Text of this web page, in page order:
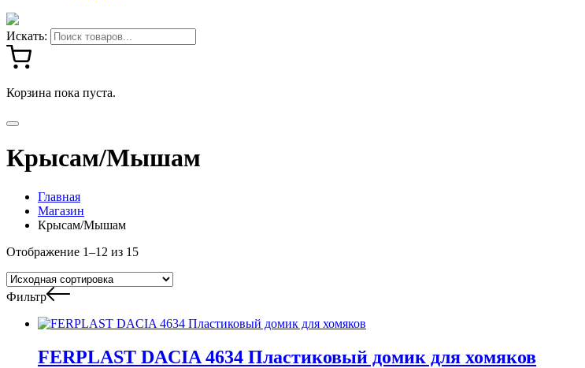
Искать:
Корзина пока пуста.
Крысам/Мышам
Главная
Магазин
Крысам/Мышам
Отображение 1–12 из 15
Фильтр
FERPLAST DACIA 4634 Пластиковый домик для хомяков